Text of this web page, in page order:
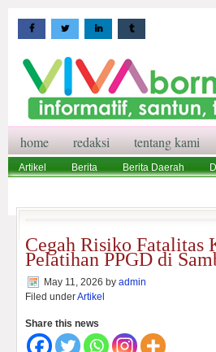
home redaksi tentang kami
Artikel Berita Berita Daerah
Cegah Risiko Fatalitas
Pelatihan PPGD di
May 11, 2026 by admin
Filed underArtikel
Share this news